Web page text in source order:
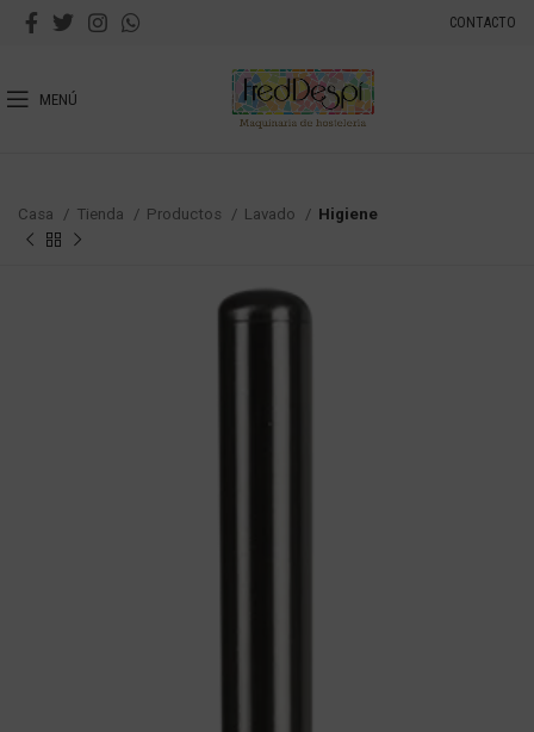
CONTACTO
MENÚ
Casa Tienda Productos Lavado Higiene